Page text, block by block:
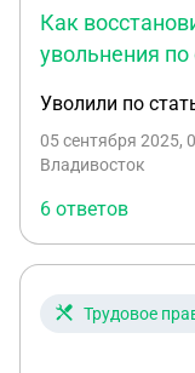
Как
увольнения по
Уволили по
05 сентября 2025,
Владивосток
6 ответов
Трудовое